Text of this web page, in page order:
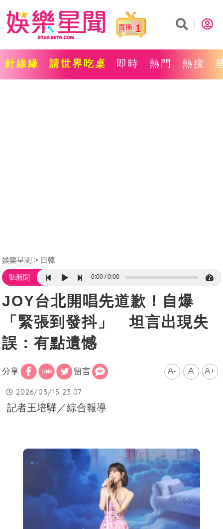
1
針線緣 請世界吃桌 即時 熱門 熱搜
娛樂星聞 日韓
聽新聞 0:00 0:00
JOY台北開唱先道歉！自爆
「緊張到發抖」 坦言出現失
誤：有點遺憾
分享 留言 A- A A+
2026/03/15 23:07
記者王培驊／綜合報導